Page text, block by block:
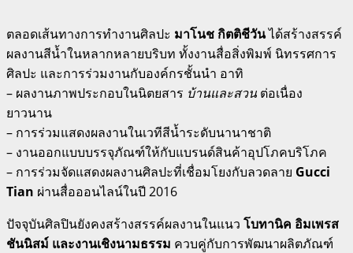
ตลอดเส้นทางการทำงานศิลปะ มาโนช กิตติชีวันได้สร้างสรรค์
ผลงานสีน้ำในหลากหลายบริบท ทั้งงานสื่อสิ่งพิมพ์ นิทรรศการ
ศิลปะ และการร่วมงานกับองค์กรชั้นนำ อาทิ
– ผลงานภาพประกอบในนิตยสาร บ้านและสวน ต่อเนื่อง
ยาวนาน
– การร่วมแสดงผลงานในเวทีสีน้ำระดับนานาชาติ
– งานออกแบบบรรจุภัณฑ์ให้กับแบรนด์สินค้าอุปโภคบริโภค
– การร่วมจัดแสดงผลงานศิลปะที่เชื่อมโยงกับลวดลาย Gucci
Tian ผ่านสื่อออนไลน์ในปี 2016
ปัจจุบันศิลปินยังคงสร้างสรรค์ผลงานในแนว โบทานิค อิมเพรส
ชันนิสม์ และงานเชิงนามธรรม ควบคู่กับการพัฒนาผลิตภัณฑ์